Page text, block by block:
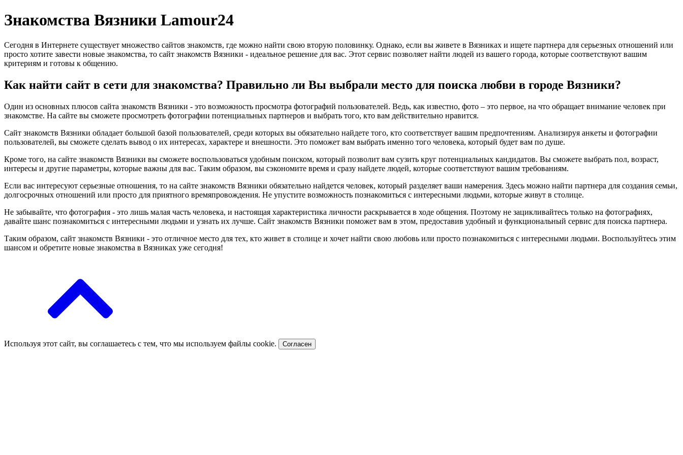
Знакомства Вязники Lamour24
Сегодня в Интернете существует множество сайтов знакомств, где можно найти свою вторую половинку. Однако, если вы живете в Вязниках и ищете партнера для серьезных отношений или
просто хотите завести новые знакомства, то сайт знакомств Вязники - идеальное решение для вас. Этот сервис позволяет найти людей из вашего города, которые соответствуют вашим
критериям и готовы к общению.
Как найти сайт в сети для знакомства? Правильно ли Вы выбрали место для поиска любви в городе Вязники?
Один из основных плюсов сайта знакомств Вязники - это возможность просмотра фотографий пользователей. Ведь, как известно, фото – это первое, на что обращает внимание человек при
знакомстве. На сайте вы сможете просмотреть фотографии потенциальных партнеров и выбрать того, кто вам действительно нравится.
Сайт знакомств Вязники обладает большой базой пользователей, среди которых вы обязательно найдете того, кто соответствует вашим предпочтениям. Анализируя анкеты и фотографии
пользователей, вы сможете сделать вывод о их интересах, характере и внешности. Это поможет вам выбрать именно того человека, который будет вам по душе.
Кроме того, на сайте знакомств Вязники вы сможете воспользоваться удобным поиском, который позволит вам сузить круг потенциальных кандидатов. Вы сможете выбрать пол, возраст,
интересы и другие параметры, которые важны для вас. Таким образом, вы сэкономите время и сразу найдете людей, которые соответствуют вашим требованиям.
Если вас интересуют серьезные отношения, то на сайте знакомств Вязники обязательно найдется человек, который разделяет ваши намерения. Здесь можно найти партнера для создания семьи,
долгосрочных отношений или просто для приятного времяпровождения. Не упустите возможность познакомиться с интересными людьми, которые живут в столице.
Не забывайте, что фотография - это лишь малая часть человека, и настоящая характеристика личности раскрывается в ходе общения. Поэтому не зацикливайтесь только на фотографиях,
давайте шанс познакомиться с интересными людьми и узнать их лучше. Сайт знакомств Вязники поможет вам в этом, предоставив удобный и функциональный сервис для поиска партнера.
Таким образом, сайт знакомств Вязники - это отличное место для тех, кто живет в столице и хочет найти свою любовь или просто познакомиться с интересными людьми. Воспользуйтесь этим
шансом и обретите новые знакомства в Вязниках уже сегодня!
Используя этот сайт, вы соглашаетесь с тем, что мы используем файлы cookie. Согласен